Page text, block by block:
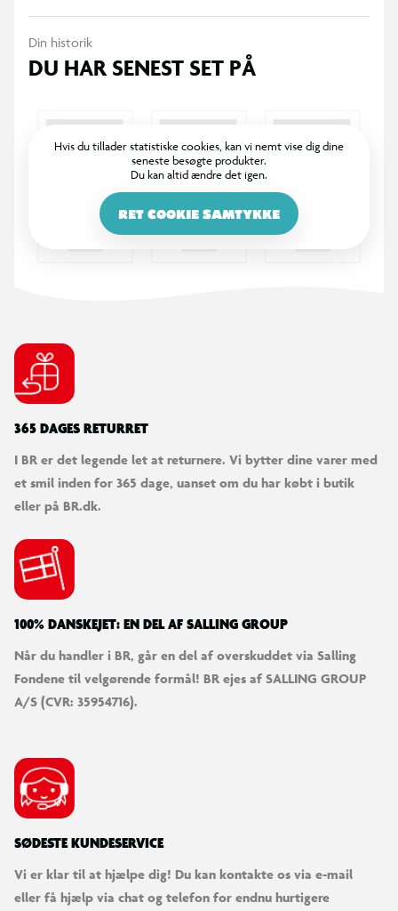
Din historik
DU HAR SENEST SET PÅ
Hvis du tillader statistiske cookies, kan vi nemt vise dig dine
seneste besøgte produkter.
Du kan altid ændre det igen.
RET COOKIE SAMTYKKE
365 DAGES RETURRET
I BR er det legende let at returnere. Vi bytter dine varer med
et smil inden for 365 dage, uanset om du har købt i butik
eller på BR.dk.
100% DANSKEJET: EN DEL AF SALLING GROUP
Når du handler i BR, går en del af overskuddet via Salling
Fondene til velgørende formål! BR ejes af SALLING GROUP
A/S (CVR: 35954716).
SØDESTE KUNDESERVICE
Vi er klar til at hjælpe dig! Du kan kontakte os via e-mail
eller få hjælp via chat og telefon for endnu hurtigere